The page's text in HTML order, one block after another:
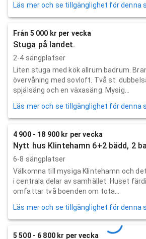
Läs mer och se tillgänglighet för denna
Från 5 000 kr per vecka
Stuga på landet.
2-4 sängplatser
Liten stuga med kök allrum badrum.
övervåning med sovloft. Två st.
spjälsäng och en växasäng. Mysig...
Läs mer och se tillgänglighet för denna
4 900 - 18 900 kr per vecka
Nytt hus Klintehamn 6+2 bädd, 2
6-8 sängplatser
Välkomna till mysiga Klintehamn och
i centrala delar av samhället. Huset
omfattar två boenden om tota...
Läs mer och se tillgänglighet för denna
5 500 - 6 800 kr per vecka